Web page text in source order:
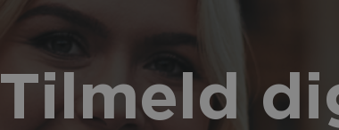
Tilmeld